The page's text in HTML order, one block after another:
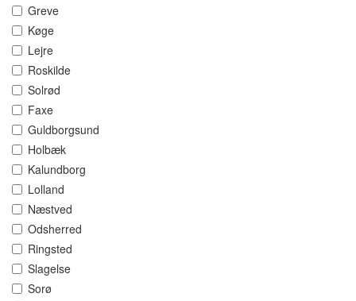
Greve
Køge
Lejre
Roskilde
Solrød
Faxe
Guldborgsund
Holbæk
Kalundborg
Lolland
Næstved
Odsherred
Ringsted
Slagelse
Sorø